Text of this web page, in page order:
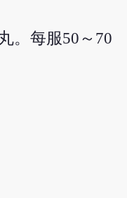
。每服50～70